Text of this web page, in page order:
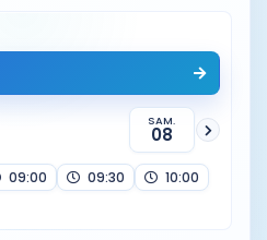
SAM.
08
09:00 09:30
10:00